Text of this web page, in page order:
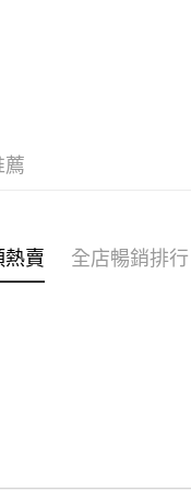
薦
賣 全店暢銷排行